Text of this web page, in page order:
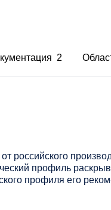
2
российского
профиль
профиля его